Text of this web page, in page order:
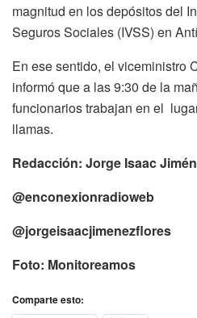
magnitud en los depósitos del
Seguros Sociales (IVSS) en
En ese sentido, el viceministro
informó que a las 9:30 de la
funcionarios trabajan en el
llamas.
Redacción: Jorge Isaac
@enconexionradioweb
@jorgeisaacjimenezflores
Foto: Monitoreamos
Comparte esto: